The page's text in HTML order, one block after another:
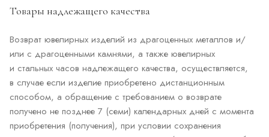
Товары надлежащего качества
Возврат ювелирных изделий из драгоценных металлов и/
или с драгоценными камнями, а также ювелирных
и стальных часов надлежащего качества, осуществляется,
в случае если изделие приобретено дистанционным
способом, а обращение с требованием о возврате
получено не позднее 7 (семи) календарных дней с момента
приобретения (получения), при условии сохранения